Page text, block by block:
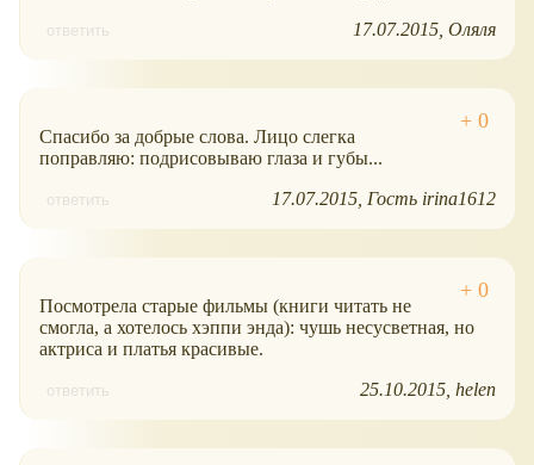
ответить 17.07.2015 Оляля
Спасибо за добрые слова. Лицо слегка
поправляю: подрисовываю глаза и губы...
ответить 17.07.2015 Гость irina1612
Посмотрела старые фильмы (книги читать не
смогла, а хотелось хэппи энда): чушь несусветная, но
актриса и платья красивые.
ответить 25.10.2015 helen